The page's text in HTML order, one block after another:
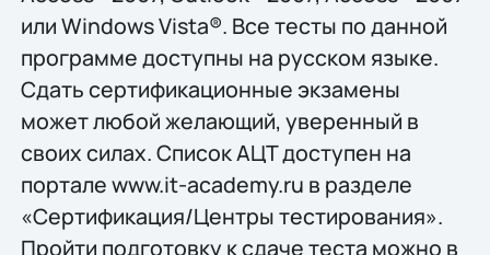
или Windows Vista®. Все тесты по данной
программе доступны на русском языке.
Сдать сертификационные экзамены
может любой желающий, уверенный в
своих силах. Список АЦT доступен на
портале www.it-academy.ru в разделе
«Сертификация/Центры тестирования».
Пройти подготовку к сдаче теста можно в